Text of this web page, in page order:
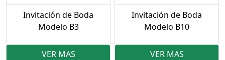
Invitación de Boda
Modelo B3
VER MAS
Invitación de Boda
Modelo B10
VER MAS